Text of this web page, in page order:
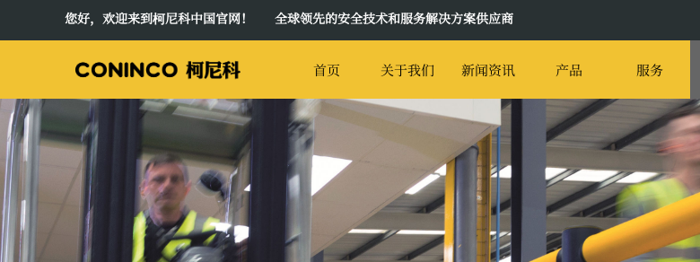
您好，欢迎来到柯尼科中国官网！ 全球领先的安全技术和服务解决方案供应商
首页 关于我们 新闻资讯 产品 服务